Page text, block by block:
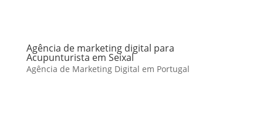
Agência de marketing digital para
Acupunturista em Seixal
Agência de Marketing Digital em Portugal